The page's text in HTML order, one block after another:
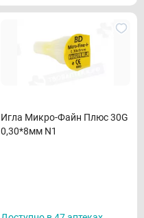
Игла Микро-Файн Плюс 30G
0,30*8мм N1